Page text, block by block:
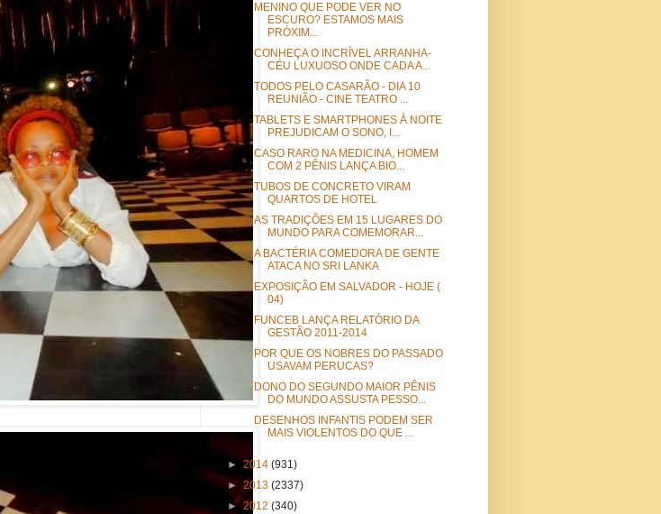
MENINO QUE PODE VER NO
ESCURO? ESTAMOS MAIS
PRÓXIM...
CONHEÇA O INCRÍVEL ARRANHA-
CÉU LUXUOSO ONDE CADA A...
TODOS PELO CASARÃO - DIA 10
REUNIÃO - CINE TEATRO ...
TABLETS E SMARTPHONES À NOITE
PREJUDICAM O SONO, I...
CASO RARO NA MEDICINA, HOMEM
COM 2 PÊNIS LANÇA BIO...
TUBOS DE CONCRETO VIRAM
QUARTOS DE HOTEL
AS TRADIÇÕES EM 15 LUGARES DO
MUNDO PARA COMEMORAR...
A BACTÉRIA COMEDORA DE GENTE
ATACA NO SRI LANKA
EXPOSIÇÃO EM SALVADOR - HOJE (
04)
FUNCEB LANÇA RELATÓRIO DA
GESTÃO 2011-2014
POR QUE OS NOBRES DO PASSADO
USAVAM PERUCAS?
DONO DO SEGUNDO MAIOR PÊNIS
DO MUNDO ASSUSTA PESSO...
DESENHOS INFANTIS PODEM SER
MAIS VIOLENTOS DO QUE ...
► 2014 (931)
►2013 (2337)
►2012 (340)